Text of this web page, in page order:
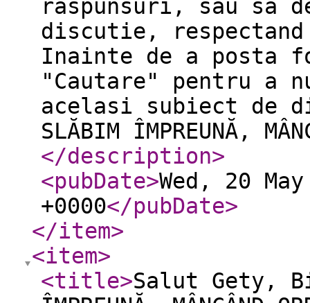
raspunsuri, sau sa
discutie,
Inainte de a posta
"Cautare" pentru a
acelasi subiect de
SLĂBIM ÎMPREUNĂ,
</description>
<pubDate>Wed, 20
+0000</pubDate>
</item>
<item>
<title>Salut Gety,